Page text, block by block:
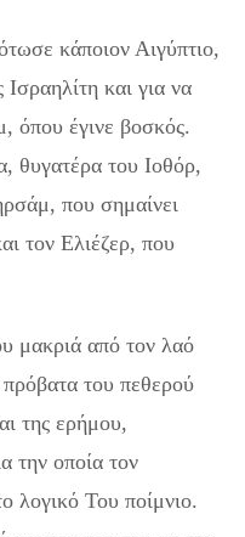
κάποιον Αιγύπτιο,
Ισραηλίτη και για να
όπου έγινε βοσκός.
θυγατέρα του Iοθόρ,
που σημαίνει
τον Ελιέζερ, που
μακριά από τον λαό
του πεθερού
της ερήμου,
την οποία τον
λογικό Του ποίμνιο.